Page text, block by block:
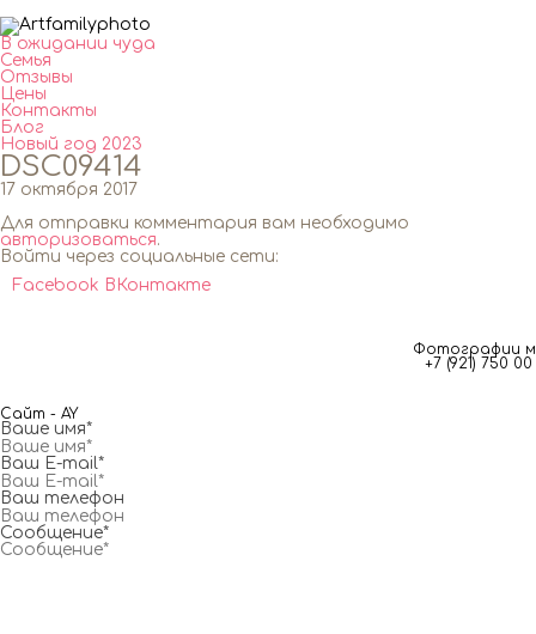
В ожидании чуда
Семья
Отзывы
Цены
Контакты
Блог
Новый год 2023
DSC09414
17 октября 2017
Для отправки комментария вам необходимо
авторизоваться.
Войти через социальные сети:
Facebook ВКонтакте
Фотографии
+7 (921) 750
Сайт - AY
Ваше имя*
Ваш E-mail*
Ваш телефон
Сообщение*